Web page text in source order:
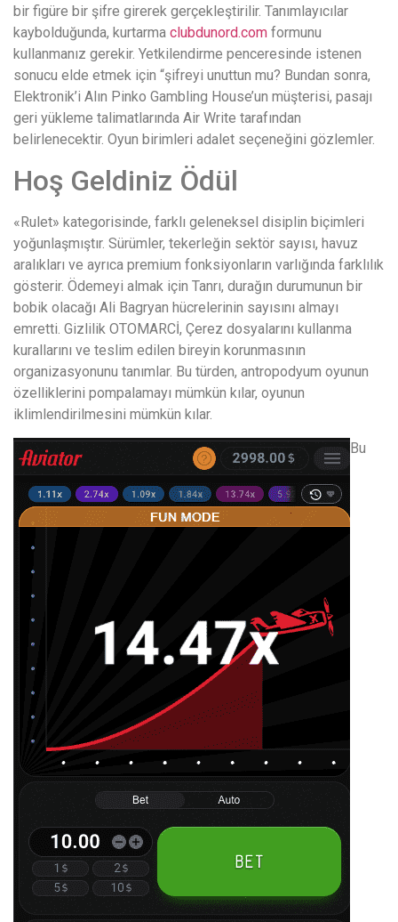
bir figüre bir şifre girerek gerçekleştirilir. Tanımlayıcılar
kaybolduğunda, kurtarma clubdunord.com formunu
kullanmanız gerekir. Yetkilendirme penceresinde istenen
sonucu elde etmek için “şifreyi unuttun mu? Bundan sonra,
Elektronik’i Alın Pinko Gambling House’un müşterisi, pasajı
geri yükleme talimatlarında Air Write tarafından
belirlenecektir. Oyun birimleri adalet seçeneğini gözlemler.
Hoş Geldiniz Ödül
«Rulet» kategorisinde, farklı geleneksel disiplin biçimleri
yoğunlaşmıştır. Sürümler, tekerleğin sektör sayısı, havuz
aralıkları ve ayrıca premium fonksiyonların varlığında farklılık
gösterir. Ödemeyi almak için Tanrı, durağın durumunun bir
bobik olacağı Ali Bagryan hücrelerinin sayısını almayı
emretti. Gizlilik OTOMARCİ, Çerez dosyalarını kullanma
kurallarını ve teslim edilen bireyin korunmasının
organizasyonunu tanımlar. Bu türden, antropodyum oyunun
özelliklerini pompalamayı mümkün kılar, oyunun
iklimlendirilmesini mümkün kılar.
Bu